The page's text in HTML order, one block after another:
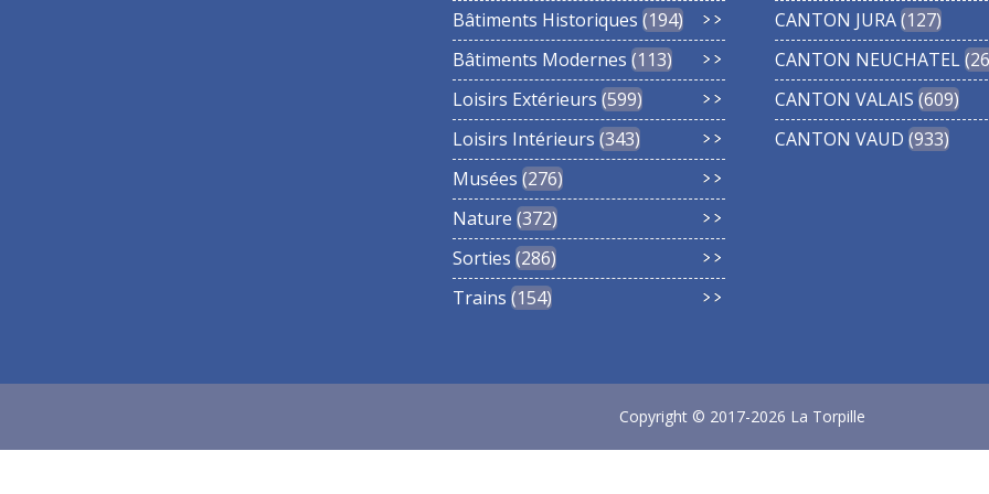
Bâtiments Historiques 194
Bâtiments Modernes 113
Loisirs Extérieurs 599
Loisirs Intérieurs 343
Musées 276
Nature 372
Sorties 286
Trains 154
CANTON JURA 127
CANTON NEUCHATEL
CANTON VALAIS 609
CANTON VAUD 933
Copyright © 2017-2026 La Torpille